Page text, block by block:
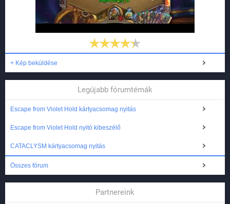
+ Kép beküldése
Legújabb fórumtémák
Escape from Violet Hold kártyacsomag nyitás
Escape from Violet Hold nyitó kibeszélő
CATACLYSM kártyacsomag nyitás
Összes fórum
Partnereink